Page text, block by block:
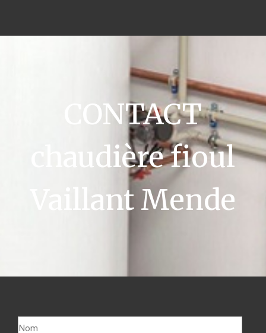
CONTACT
chaudière fioul
Vaillant Mende